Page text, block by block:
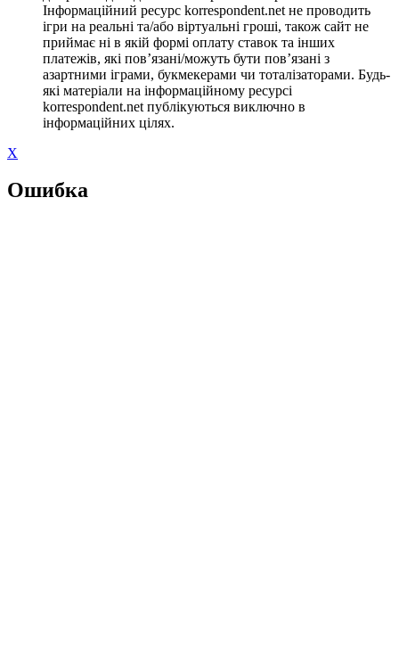
Інформаційний ресурс korrespondent.net не проводить
ігри на реальні та/або віртуальні гроші, також сайт не
приймає ні в якій формі оплату ставок та інших
платежів, які пов’язані/можуть бути пов’язані з
азартними іграми, букмекерами чи тоталізаторами. Будь-
які матеріали на інформаційному ресурсі
korrespondent.net публікуються виключно в
інформаційних цілях.
X
Ошибка